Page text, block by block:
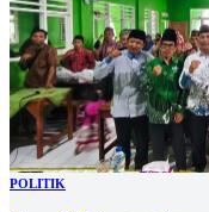
POLITIK